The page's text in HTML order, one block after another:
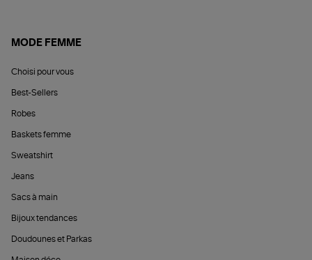
MODE FEMME
Choisi pour vous
Best-Sellers
Robes
Baskets femme
Sweatshirt
Jeans
Sacs à main
Bijoux tendances
Doudounes et Parkas